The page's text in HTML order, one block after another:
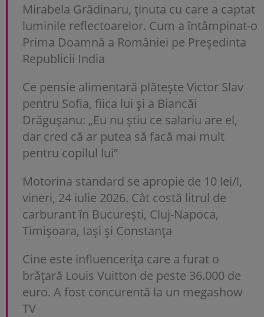
Mirabela Grădinaru, ținuta cu care a captat
luminile reflectoarelor. Cum a întâmpinat-o
Prima Doamnă a României pe Președinta
Republicii India
Ce pensie alimentară plătește Victor Slav
pentru Sofia, fiica lui și a Biancăi
Drăgușanu: „Eu nu știu ce salariu are el,
dar cred că ar putea să facă mai mult
pentru copilul lui”
Motorina standard se apropie de 10 lei/l,
vineri, 24 iulie 2026. Cât costă litrul de
carburant în București, Cluj-Napoca,
Timișoara, Iași și Constanța
Cine este influencerița care a furat o
brățară Louis Vuitton de peste 36.000 de
euro. A fost concurentă la un megashow
TV